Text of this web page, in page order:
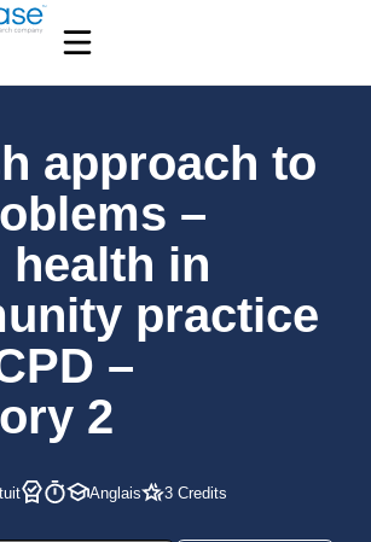
approach to
–
health in
practice
–
2
Anglais 3 Credits